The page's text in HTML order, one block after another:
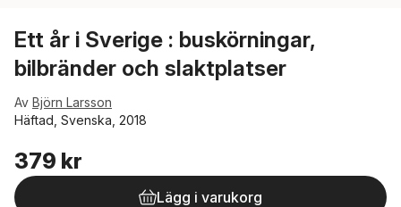
Ett år i Sverige : buskörningar,
bilbränder och slaktplatser
Av Björn Larsson
Häftad, Svenska, 2018
379 kr
Lägg i varukorg